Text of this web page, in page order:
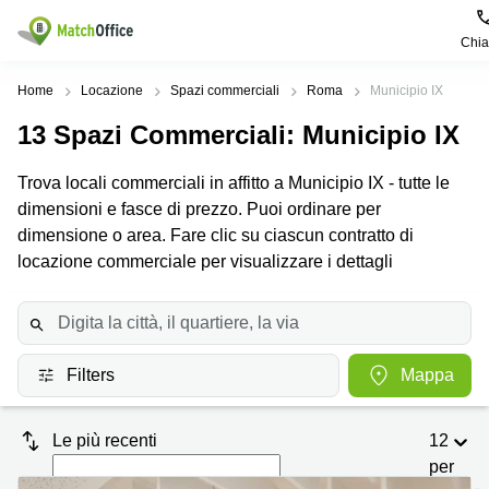
Dare in locazione e affittare
Tipologie di
commerciali
Ufficio
Business
Coworking
Sala
Riunioni
Virtuale
Zone
Genova
Milano
Palermo
Bari
Torino
Firenze
Ricerche
Coworking
Lazio
Coworking
Uffici
in
Vicenza
Palermo
Uffici
Aiuto
Chi Siamo
Metti in elenco il tuo ufficio
Prezzo
Accesso
Home Locazione Spazi commerciali Roma Municipio IX
13 Spazi Commerciali: Municipio IX
Trova locali commerciali in affitto a Municipio IX - tutte le
dimensioni e fasce di prezzo. Puoi ordinare per
dimensione o area. Fare clic su ciascun contratto di
locazione commerciale per visualizzare i dettagli
Filters Mappa
Le più recenti
12
per